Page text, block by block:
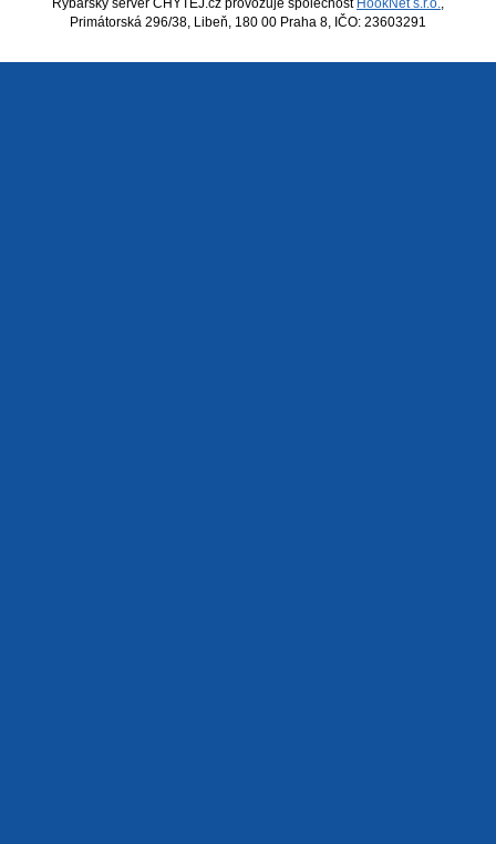
Rybářský server CHYTEJ.cz provozuje společnost HookNet s.r.o.
Primátorská 296/38, Libeň, 180 00 Praha 8, IČO: 23603291